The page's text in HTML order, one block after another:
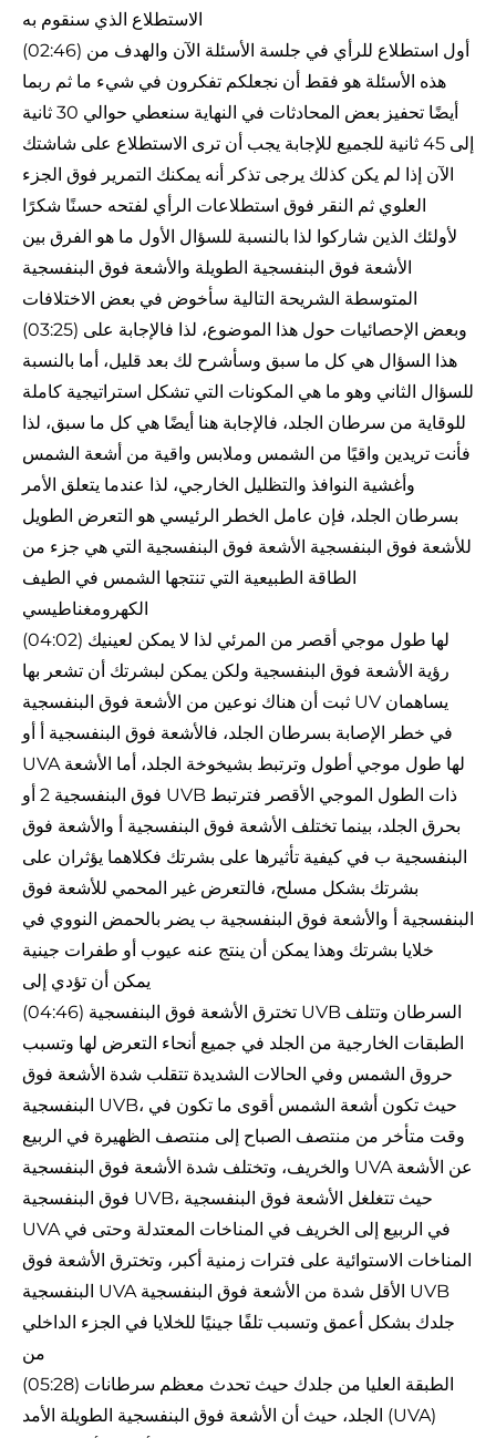
الاستطلاع الذي سنقوم به
(02:46) أول استطلاع للرأي في جلسة الأسئلة الآن والهدف من
هذه الأسئلة هو فقط أن نجعلكم تفكرون في شيء ما ثم ربما
أيضًا تحفيز بعض المحادثات في النهاية سنعطي حوالي 30 ثانية
إلى 45 ثانية للجميع للإجابة يجب أن ترى الاستطلاع على شاشتك
الآن إذا لم يكن كذلك يرجى تذكر أنه يمكنك التمرير فوق الجزء
العلوي ثم النقر فوق استطلاعات الرأي لفتحه حسنًا شكرًا
لأولئك الذين شاركوا لذا بالنسبة للسؤال الأول ما هو الفرق بين
الأشعة فوق البنفسجية الطويلة والأشعة فوق البنفسجية
المتوسطة الشريحة التالية سأخوض في بعض الاختلافات
(03:25) وبعض الإحصائيات حول هذا الموضوع، لذا فالإجابة على
هذا السؤال هي كل ما سبق وسأشرح لك بعد قليل، أما بالنسبة
للسؤال الثاني وهو ما هي المكونات التي تشكل استراتيجية كاملة
للوقاية من سرطان الجلد، فالإجابة هنا أيضًا هي كل ما سبق، لذا
فأنت تريدين واقيًا من الشمس وملابس واقية من أشعة الشمس
وأغشية النوافذ والتظليل الخارجي، لذا عندما يتعلق الأمر
بسرطان الجلد، فإن عامل الخطر الرئيسي هو التعرض الطويل
للأشعة فوق البنفسجية الأشعة فوق البنفسجية التي هي جزء من
الطاقة الطبيعية التي تنتجها الشمس في الطيف
الكهرومغناطيسي
(04:02) لها طول موجي أقصر من المرئي لذا لا يمكن لعينيك
رؤية الأشعة فوق البنفسجية ولكن يمكن لبشرتك أن تشعر بها
ثبت أن هناك نوعين من الأشعة فوق البنفسجية UV يساهمان
في خطر الإصابة بسرطان الجلد، فالأشعة فوق البنفسجية أ أو
UVA لها طول موجي أطول وترتبط بشيخوخة الجلد، أما الأشعة
فوق البنفسجية 2 أو UVB ذات الطول الموجي الأقصر فترتبط
بحرق الجلد، بينما تختلف الأشعة فوق البنفسجية أ والأشعة فوق
البنفسجية ب في كيفية تأثيرها على بشرتك فكلاهما يؤثران على
بشرتك بشكل مسلح، فالتعرض غير المحمي للأشعة فوق
البنفسجية أ والأشعة فوق البنفسجية ب يضر بالحمض النووي في
خلايا بشرتك وهذا يمكن أن ينتج عنه عيوب أو طفرات جينية
يمكن أن تؤدي إلى
(04:46) تخترق الأشعة فوق البنفسجية UVB السرطان وتتلف
الطبقات الخارجية من الجلد في جميع أنحاء التعرض لها وتسبب
حروق الشمس وفي الحالات الشديدة تتقلب شدة الأشعة فوق
البنفسجية UVB، حيث تكون أشعة الشمس أقوى ما تكون في
وقت متأخر من منتصف الصباح إلى منتصف الظهيرة في الربيع
والخريف، وتختلف شدة الأشعة فوق البنفسجية UVA عن الأشعة
فوق البنفسجية UVB، حيث تتغلغل الأشعة فوق البنفسجية
UVA في الربيع إلى الخريف في المناخات المعتدلة وحتى في
المناخات الاستوائية على فترات زمنية أكبر، وتخترق الأشعة فوق
البنفسجية UVA الأقل شدة من الأشعة فوق البنفسجية UVB
جلدك بشكل أعمق وتسبب تلفًا جينيًا للخلايا في الجزء الداخلي
من
(05:28) الطبقة العليا من جلدك حيث تحدث معظم سرطانات
الجلد، حيث أن الأشعة فوق البنفسجية الطويلة الأمد (UVA)